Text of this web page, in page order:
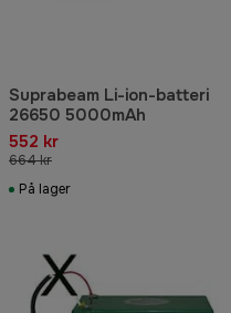
Suprabeam Li-ion-batteri
26650 5000mAh
552 kr
664 kr
På lager